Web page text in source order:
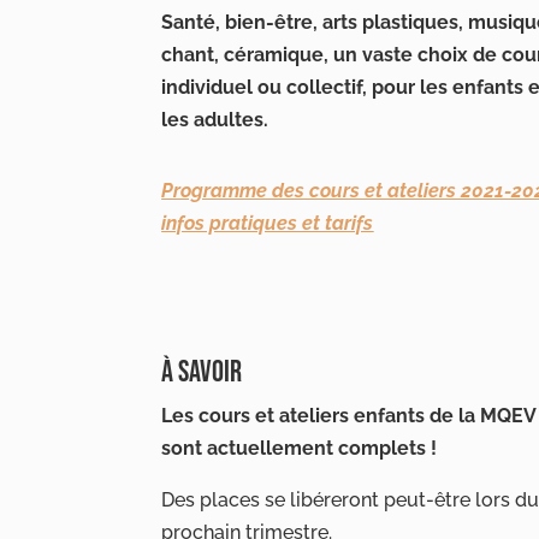
Santé, bien-être, arts plastiques,
chant, céramique, un vaste choix de
individuel ou collectif, pour les enfants
les adultes.
Programme des cours et ateliers 2021-
infos pratiques et tarifs
À SAVOIR
Les cours et ateliers enfants de la MQEV
sont actuellement complets !
Des places se libéreront peut-être lors du
prochain trimestre.